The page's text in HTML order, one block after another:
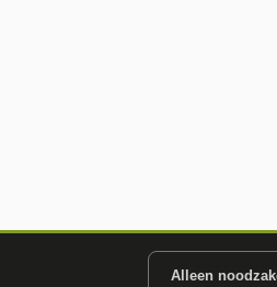
Alleen